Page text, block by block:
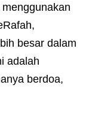
besar dalam
adalah
berdoa,